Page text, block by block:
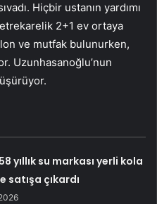
Hiçbir ustanın yardımı
2+1 ev ortaya
ve mutfak bulunurken,
Uzunhasanoğlu’nun
yıllık su markası yerli kola
satışa çıkardı